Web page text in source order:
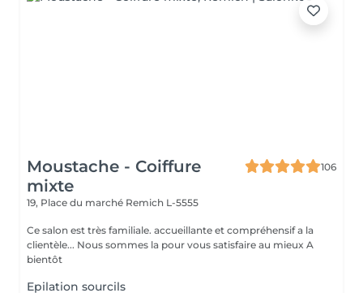
Moustache - Coiffure
mixte
106
19, Place du marché Remich L-5555
Ce salon est très familiale. accueillante et compréhensif a la
clientèle... Nous sommes la pour vous satisfaire au mieux A
bientôt
Epilation sourcils